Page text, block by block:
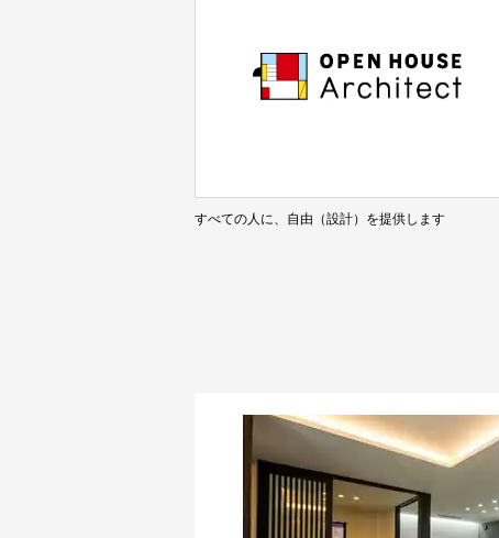
すべての人に、自由（設計）を提供します